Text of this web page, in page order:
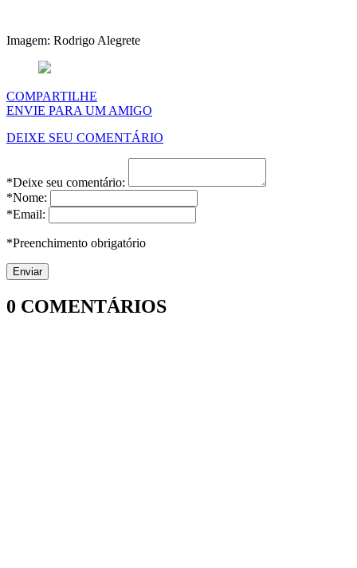
Imagem: Rodrigo Alegrete
COMPARTILHE
ENVIE PARA UM AMIGO
DEIXE SEU COMENTÁRIO
*Deixe seu comentário:
*Nome:
*Email:
*Preenchimento obrigatório
0 COMENTÁRIOS